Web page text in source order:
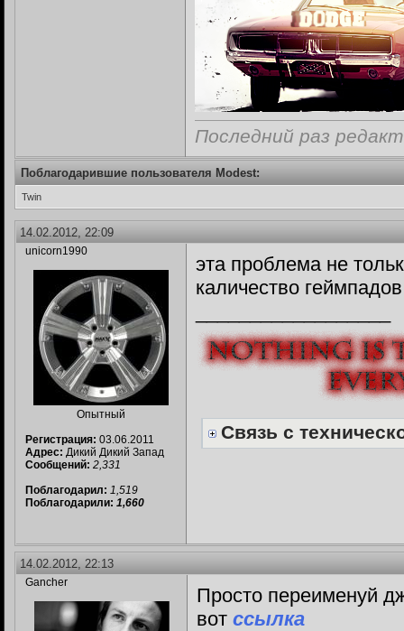
Последний раз
Поблагодарившие пользователя Modest:
Twin
14.02.2012, 22:09
unicorn1990
Опытный
Регистрация: 03.06.2011
Адрес: Дикий Дикий Запад
Сообщений: 2,331
Поблагодарил: 1,519
Поблагодарили: 1,660
эта проблема не
каличество
Связь с
14.02.2012, 22:13
Gancher
Просто переименуй
вот ссылка